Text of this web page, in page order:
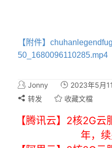
【附件】
50_1680096110285.mp4
Jonny 2023年5月
转发
收藏文檔
【腾讯云】2核2G
年，